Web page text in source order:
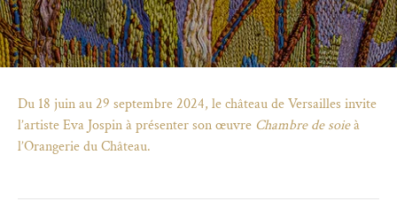
Du 18 juin au 29 septembre 2024, le château de Versailles invite
l’artiste Eva Jospin à présenter son œuvre Chambre de soieà
l’Orangerie du Château.